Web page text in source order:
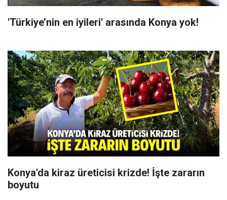
'Türkiye’nin en iyileri' arasında Konya yok!
Konya'da kiraz üreticisi krizde! İşte zararın
boyutu